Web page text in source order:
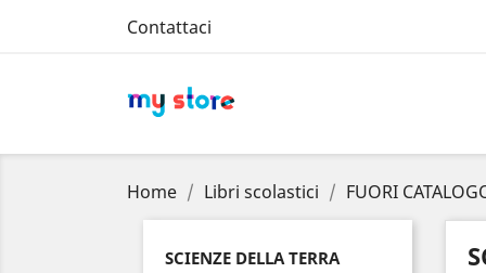
Contattaci
Home Libri scolastici FUORI
SCIENZE DELLA TERRA